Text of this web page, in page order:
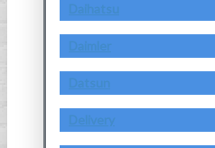
Daihatsu
Daimler
Datsun
Delivery